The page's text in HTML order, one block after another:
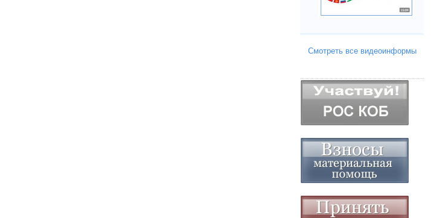
Смотреть все видеоинформы